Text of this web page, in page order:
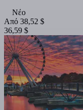
Νέο
Από 38,52 $
36,59 $